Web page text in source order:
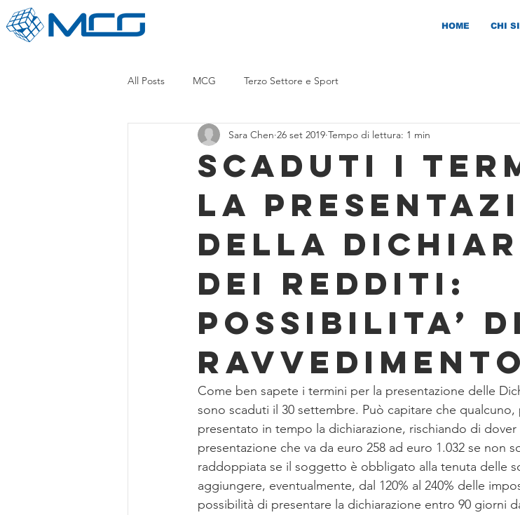
HOME CHI
All Posts MCG Terzo Settore e Sport
SCADUTI I
LA
DELLA
DEI REDDITI:
POSSIBILITA’ DI
RAVVEDIMENTO
Sara Chen 26 set 2019 Tempo di lettura: 1 min
Come ben sapete i termini per la presentazione delle
sono scaduti il 30 settembre. Può capitare che
presentato in tempo la dichiarazione, rischiando di
presentazione che va da euro 258 ad euro 1.032 se non
raddoppiata se il soggetto è obbligato alla tenuta delle
aggiungere, eventualmente, dal 120% al 240% delle
possibilità di presentare la dichiarazione entro 90 giorni